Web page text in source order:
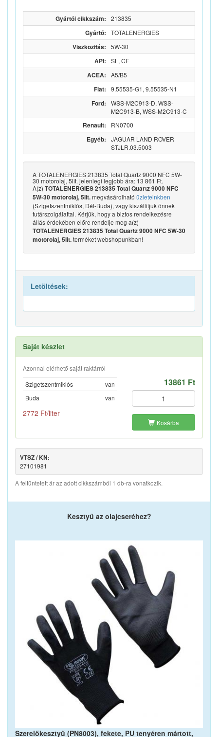
Gyártói cikkszám: 213835
Gyártó: TOTALENERGIES
Viszkozitás: 5W-30
API: SL, CF
ACEA: A5/B5
Fiat: 9.55535-G1, 9.55535-N1
Ford:
WSS-M2C913-D, WSS-
M2C913-B, WSS-M2C913-C
Renault: RN0700
Egyéb:
JAGUAR LAND ROVER
STJLR.03.5003
A TOTALENERGIES 213835 Total Quartz 9000 NFC 5W-
30 motorolaj, 5lit. jelenlegi legjobb ára: 13 861 Ft.
A(z) TOTALENERGIES 213835 Total Quartz 9000 NFC
5W-30 motorolaj, 5lit.megvásárolható üzleteinkben
(Szigetszentmiklós, Dél-Buda), vagy kiszállítjuk önnek
futárszolgálattal. Kérjük, hogy a biztos rendelkezésre
állás érdekében előre rendelje meg a(z)
TOTALENERGIES 213835 Total Quartz 9000 NFC 5W-30
motorolaj, 5lit.terméket webshopunkban!
Letöltések:
Saját készlet
Azonnal elérhető saját raktárról
Szigetszentmiklós
van
Buda
van
2772 Ft/liter
13861 Ft
Kosárba
VTSZ / KN:
27101981
A feltüntetett ár az adott cikkszámból 1 db-ra vonatkozik.
Kesztyű az olajcseréhez?
Szerelőkesztyű (PN8003), fekete, PU tenyéren mártott,